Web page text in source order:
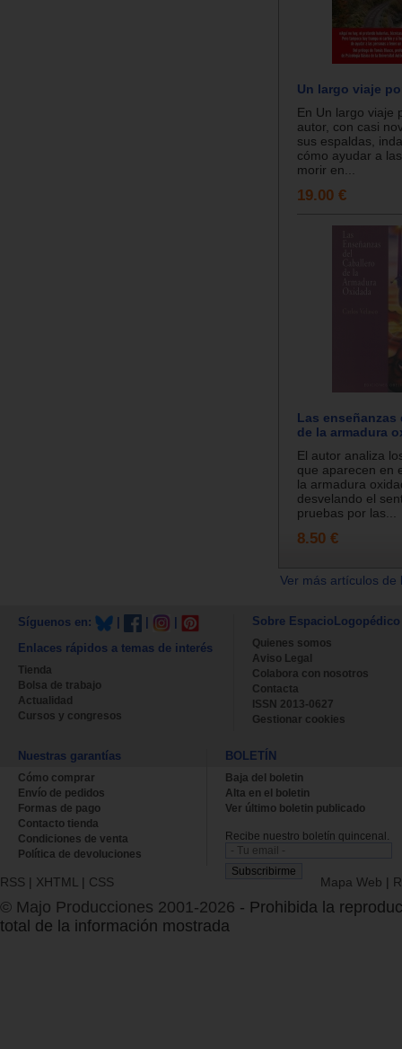
Un largo viaje
En Un largo viaje
autor, con casi
sus espaldas,
cómo ayudar a
morir en...
19.00 €
Las enseñanzas
de la armadura
El autor analiza
que aparecen en
la armadura
desvelando el
pruebas por las...
8.50 €
Ver más artículos
Síguenos en:
Enlaces rápidos a temas de interés
Tienda
Bolsa de trabajo
Actualidad
Cursos y congresos
Sobre EspacioLogopédico
Quienes somos
Aviso Legal
Colabora con nosotros
Contacta
ISSN 2013-0627
Gestionar cookies
Nuestras garantías
Cómo comprar
Envío de pedidos
Formas de pago
Contacto tienda
Condiciones de venta
Política de devoluciones
BOLETÍN
Baja del boletin
Alta en el boletin
Ver último boletin publicado
Recibe nuestro boletín quincenal.
RSS | XHTML | CSS Mapa Web |
© Majo Producciones 2001-2026 - Prohibida la
total de la información mostrada